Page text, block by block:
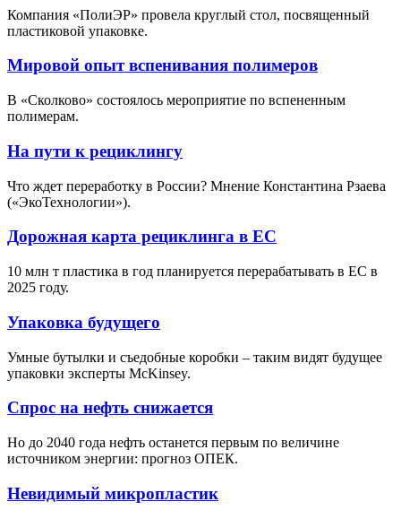
Компания «ПолиЭР» провела круглый стол, посвященный
пластиковой упаковке.
Мировой опыт вспенивания полимеров
В «Сколково» состоялось мероприятие по вспененным
полимерам.
На пути к рециклингу
Что ждет переработку в России? Мнение Константина Рзаева
(«ЭкоТехнологии»).
Дорожная карта рециклинга в ЕС
10 млн т пластика в год планируется перерабатывать в ЕС в
2025 году.
Упаковка будущего
Умные бутылки и съедобные коробки – таким видят будущее
упаковки эксперты McKinsey.
Спрос на нефть снижается
Но до 2040 года нефть останется первым по величине
источником энергии: прогноз ОПЕК.
Невидимый микропластик